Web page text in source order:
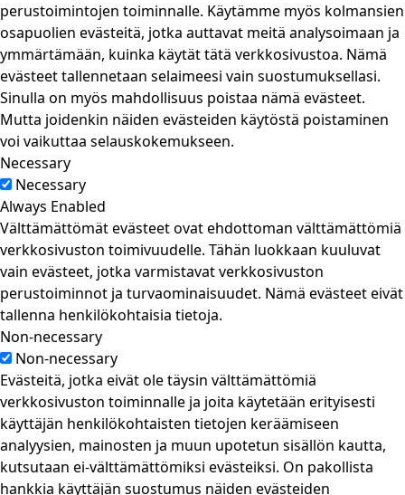
perustoimintojen toiminnalle. Käytämme myös kolmansien
osapuolien evästeitä, jotka auttavat meitä analysoimaan ja
ymmärtämään, kuinka käytät tätä verkkosivustoa. Nämä
evästeet tallennetaan selaimeesi vain suostumuksellasi.
Sinulla on myös mahdollisuus poistaa nämä evästeet.
Mutta joidenkin näiden evästeiden käytöstä poistaminen
voi vaikuttaa selauskokemukseen.
Necessary
Necessary
Always Enabled
Välttämättömät evästeet ovat ehdottoman välttämättömiä
verkkosivuston toimivuudelle. Tähän luokkaan kuuluvat
vain evästeet, jotka varmistavat verkkosivuston
perustoiminnot ja turvaominaisuudet. Nämä evästeet eivät
tallenna henkilökohtaisia tietoja.
Non-necessary
Non-necessary
Evästeitä, jotka eivät ole täysin välttämättömiä
verkkosivuston toiminnalle ja joita käytetään erityisesti
käyttäjän henkilökohtaisten tietojen keräämiseen
analyysien, mainosten ja muun upotetun sisällön kautta,
kutsutaan ei-välttämättömiksi evästeiksi. On pakollista
hankkia käyttäjän suostumus näiden evästeiden